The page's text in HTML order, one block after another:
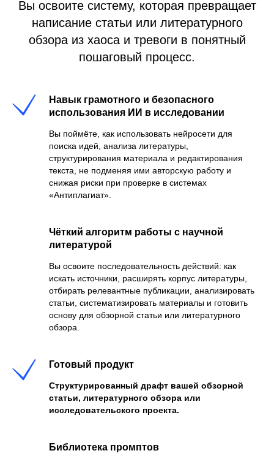
Вы освоите систему, которая превращает
написание статьи или литературного
обзора из хаоса и тревоги в понятный
пошаговый процесс.
Навык грамотного и безопасного
использования ИИ в исследовании
Вы поймёте, как использовать нейросети для
поиска идей, анализа литературы,
структурирования материала и редактирования
текста, не подменяя ими авторскую работу и
снижая риски при проверке в системах
«Антиплагиат».
Чёткий алгоритм работы с научной
литературой
Вы освоите последовательность действий: как
искать источники, расширять корпус литературы,
отбирать релевантные публикации, анализировать
статьи, систематизировать материалы и готовить
основу для обзорной статьи или литературного
обзора.
Готовый продукт
Структурированный драфт вашей обзорной
статьи, литературного обзора или
исследовательского проекта.
Библиотека промптов